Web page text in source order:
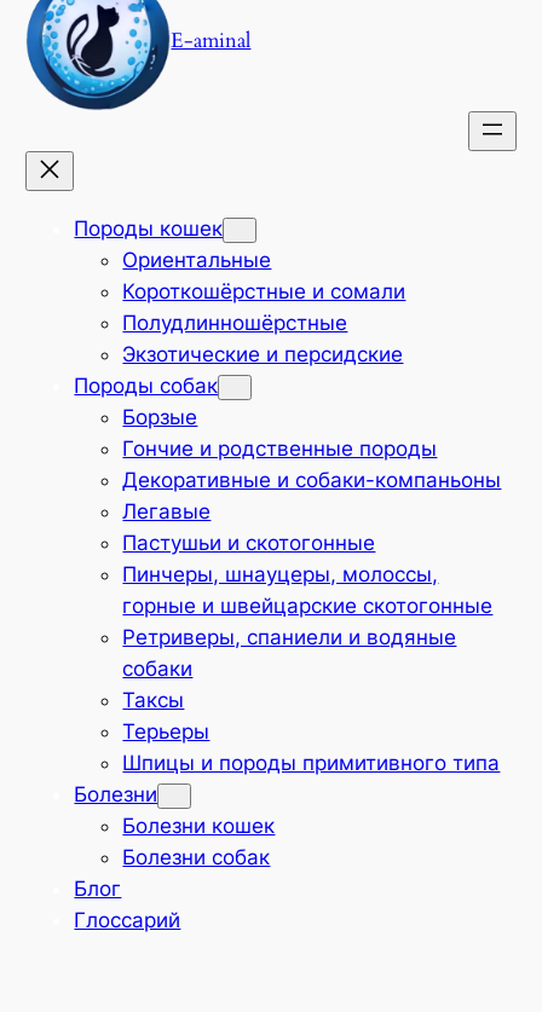
E-aminal
Породы кошек
Ориентальные
Короткошёрстные и сомали
Полудлинношёрстные
Экзотические и персидские
Породы собак
Борзые
Гончие и родственные породы
Декоративные и собаки-компаньоны
Легавые
Пастушьи и скотогонные
Пинчеры, шнауцеры, молоссы,
горные и швейцарские скотогонные
Ретриверы, спаниели и водяные
собаки
Таксы
Терьеры
Шпицы и породы примитивного типа
Болезни
Болезни кошек
Болезни собак
Блог
Глоссарий